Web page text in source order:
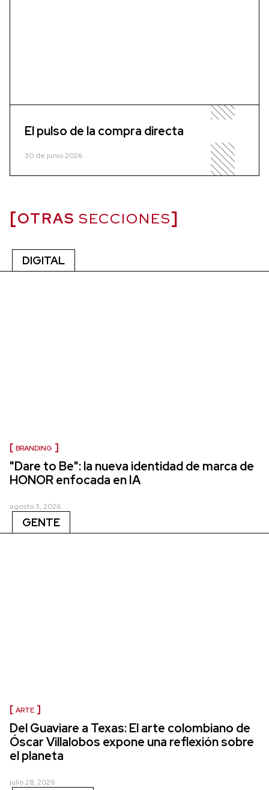
El pulso de la compra directa
30 de junio 2026
OTRAS SECCIONES
DIGITAL
BRANDING
"Dare to Be": la nueva identidad de marca de
HONOR enfocada en IA
agosto 3, 2026
GENTE
ARTE
Del Guaviare a Texas: El arte colombiano de
Óscar Villalobos expone una reflexión sobre
el planeta
julio 28, 2026